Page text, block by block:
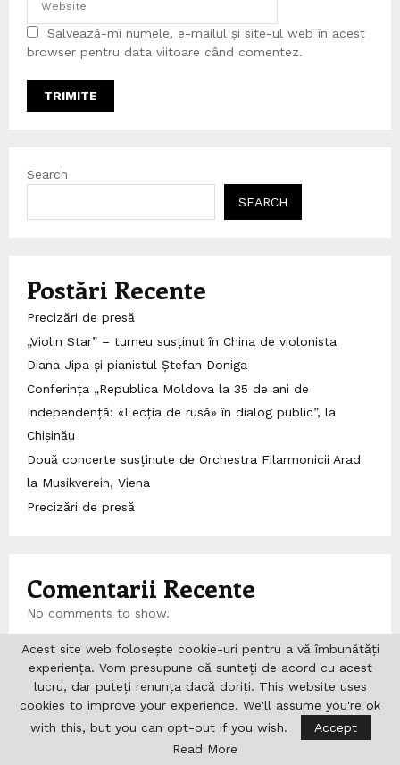
Salvează-mi numele, e-mailul și site-ul web în acest
browser pentru data viitoare când comentez.
Search
SEARCH
Postări Recente
Precizări de presă
„Violin Star” – turneu susținut în China de violonista
Diana Jipa și pianistul Ștefan Doniga
Conferința „Republica Moldova la 35 de ani de
Independență: «Lecția de rusă» în dialog public”, la
Chișinău
Două concerte susținute de Orchestra Filarmonicii Arad
la Musikverein, Viena
Precizări de presă
Comentarii Recente
No comments to show.
Căutare
S
Acest site web folosește cookie-uri pentru a vă îmbunătăți
experiența. Vom presupune că sunteți de acord cu acest
lucru, dar puteți renunța dacă doriți. This website uses
cookies to improve your experience. We'll assume you're ok
with this, but you can opt-out if you wish.
Accept
Read More